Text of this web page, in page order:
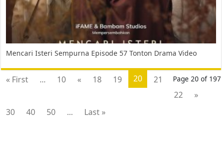
Mencari Isteri Sempurna Episode 57 Tonton Drama Video
Page 20 of 197
« First ... 10 « 18 19 20
21
22
»
30
40 50 ... Last »